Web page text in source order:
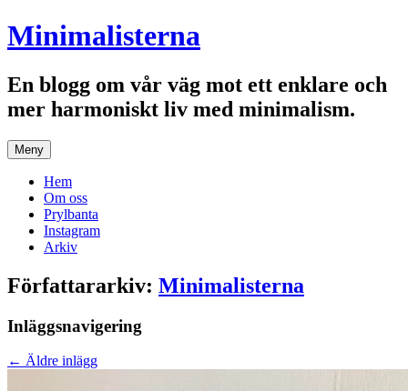
Hoppa
till
Minimalisterna
En blogg om vår väg mot ett enklare och
mer harmoniskt liv med minimalism.
Meny
Hem
Om oss
Prylbanta
Instagram
Arkiv
Författararkiv: Minimalisterna
Inläggsnavigering
← Äldre inlägg